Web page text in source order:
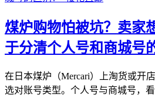
煤炉购物怕被坑？卖家
于分清个人号和商城号
在日本煤炉（Mercari）上淘货或开
选对账号类型。个人号与商城号，